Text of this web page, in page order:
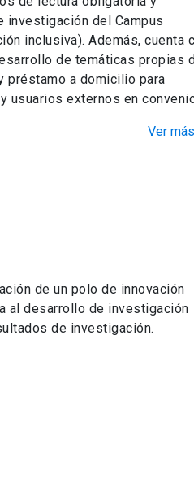
investigación del Campus
inclusiva). Además, cuenta
de temáticas propias
préstamo a domicilio para
usuarios externos en
Ver más
de un polo de innovación
al desarrollo de investigación
de investigación.